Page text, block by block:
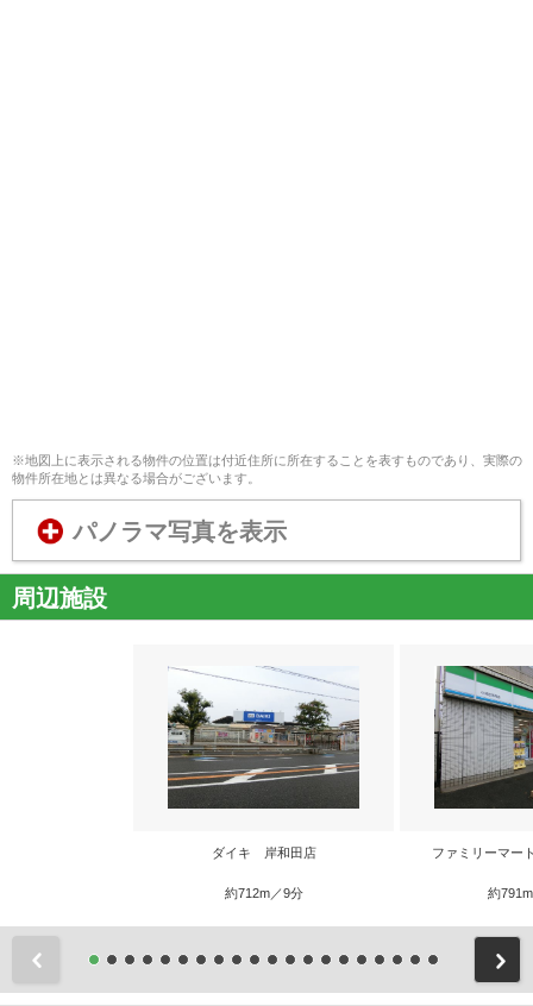
※地図上に表示される物件の位置は付近住所に所在することを表すものであり、実際の
物件所在地とは異なる場合がございます。
パノラマ写真を表示
周辺施設
ダイキ 岸和田店
約712m／9分
ファミリーマー
約